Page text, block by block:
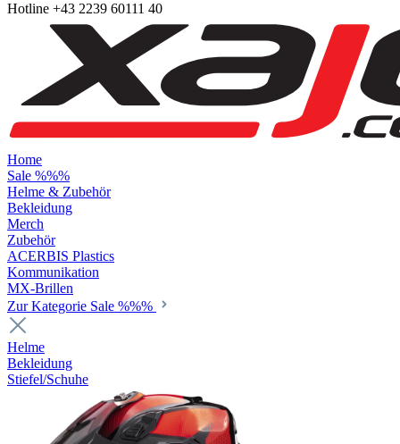
Hotline +43 2239 60111 40
Home
Sale %%%
Helme & Zubehör
Bekleidung
Merch
Zubehör
ACERBIS Plastics
Kommunikation
MX-Brillen
Zur Kategorie Sale %%%
Helme
Bekleidung
Stiefel/Schuhe